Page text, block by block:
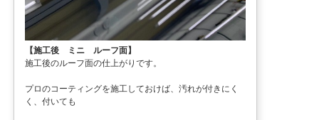
【施工後 ミニ ルーフ面】
施工後のルーフ面の仕上がりです。
プロのコーティングを施工しておけば、汚れが付きにく
く、付いても